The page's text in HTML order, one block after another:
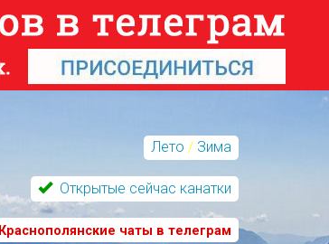
Лето / Зима
Открытые сейчас канатки
Краснополянские чаты в телеграм